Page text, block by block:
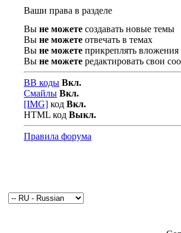
Ваши права в разделе
Вы не можете создавать новые темы
Вы не можете отвечать в темах
Вы не можете прикреплять вложения
Вы не можете редактировать свои
BB коды Вкл.
Смайлы Вкл.
[IMG] код Вкл.
HTML код Выкл.
Правила форума